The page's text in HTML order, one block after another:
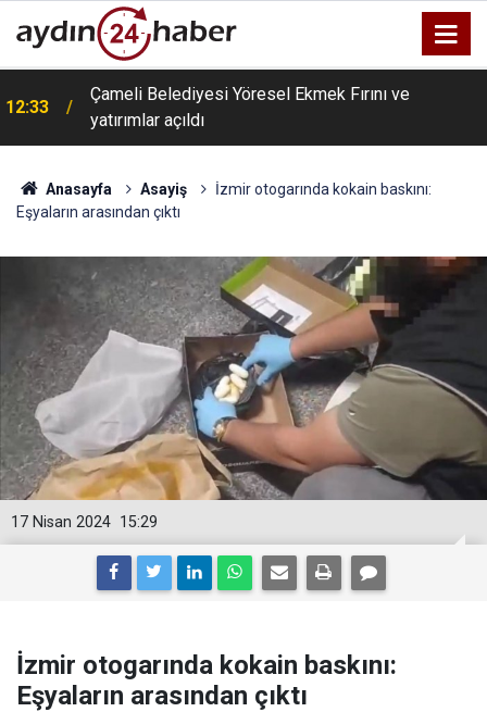
12:33
Çameli Belediyesi Yöresel Ekmek Fırını ve
yatırımlar açıldı
Anasayfa Asayiş
İzmir otogarında kokain baskını:
Eşyaların arasından çıktı
15:29
17 Nisan 2024
İzmir otogarında kokain baskını:
Eşyaların arasından çıktı